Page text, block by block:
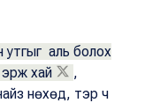
утгыг аль болох
эрж хай
,
нөхөд, тэр ч